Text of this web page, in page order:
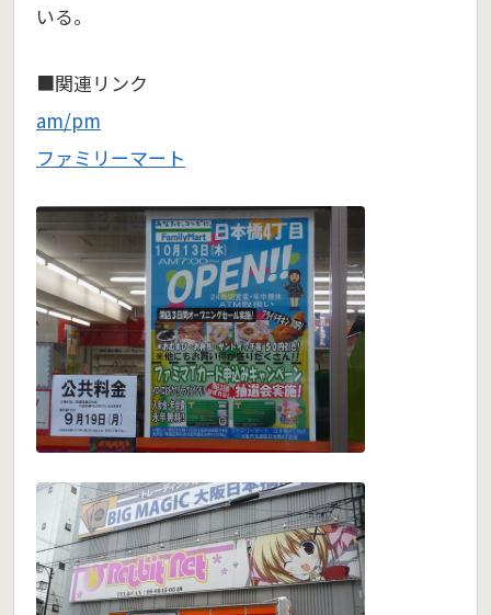
いる。
■関連リンク
am/pm
ファミリーマート